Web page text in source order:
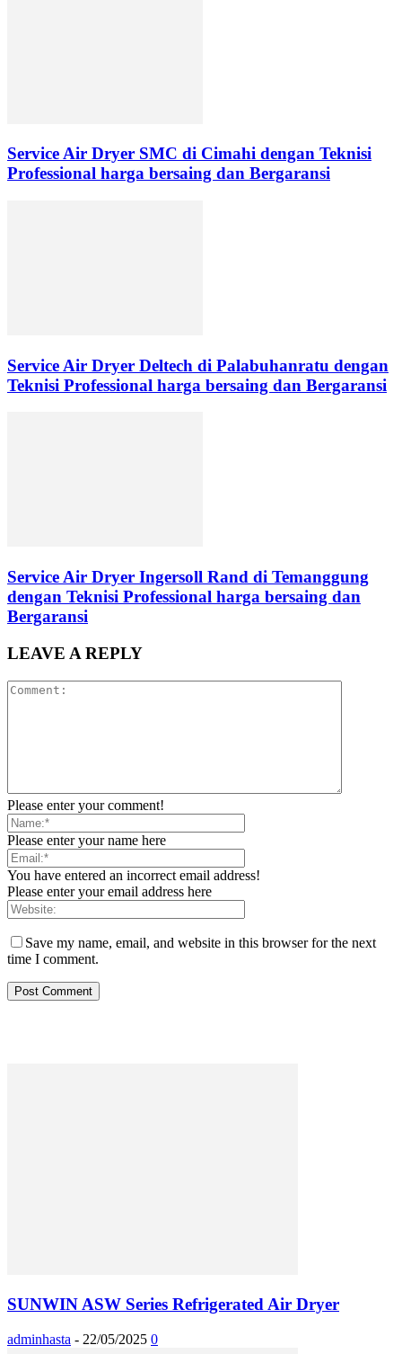
Service Air Dryer SMC di Cimahi dengan Teknisi
Professional harga bersaing dan Bergaransi
Service Air Dryer Deltech di Palabuhanratu dengan
Teknisi Professional harga bersaing dan Bergaransi
Service Air Dryer Ingersoll Rand di Temanggung
dengan Teknisi Professional harga bersaing dan
Bergaransi
LEAVE A REPLY
Please enter your comment!
Please enter your name here
You have entered an incorrect email address!
Please enter your email address here
Save my name, email, and website in this browser for the next
time I comment.
SUNWIN ASW Series Refrigerated Air Dryer
adminhasta - 22/05/2025 0